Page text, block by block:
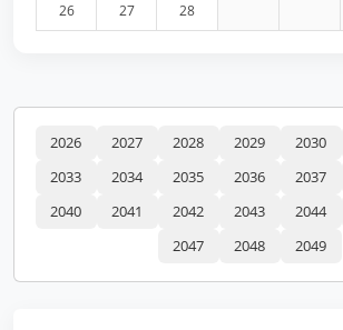
26 27 28
2026 2027 2028 2029 2030
2033
2034 2035 2036 2037
2040
2041 2042 2043 2044
2047
2048 2049